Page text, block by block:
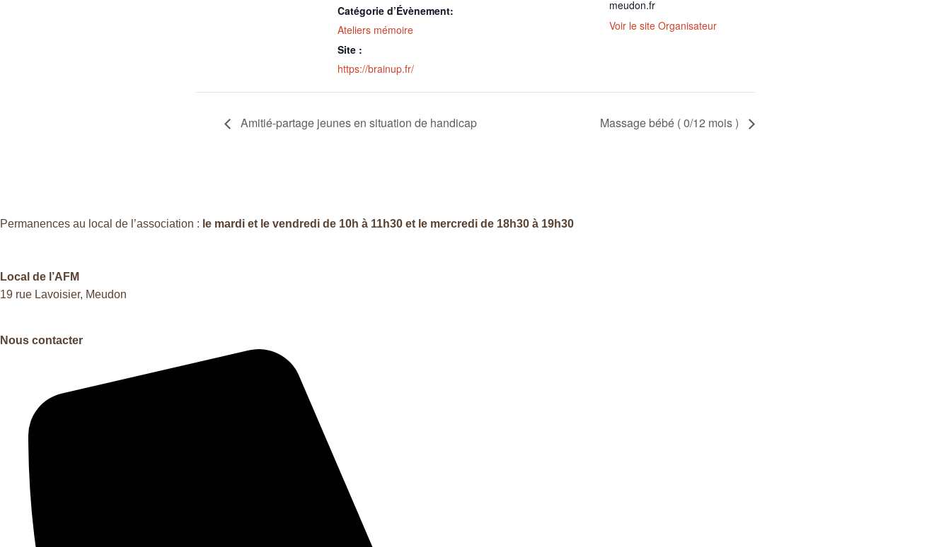
Catégorie d’Évènement:
Ateliers mémoire
Site :
https://brainup.fr/
meudon.fr
Voir le site Organisateur
Amitié-partage jeunes en situation de handicap Massage bébé ( 0/12 mois )
Permanences au local de l’association : le mardi et le vendredi de 10h à 11h30 et le mercredi de 18h30 à 19h30
Local de l’AFM
19 rue Lavoisier, Meudon
Nous contacter